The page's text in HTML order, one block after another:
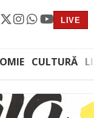
LIVE
CULTURĂ